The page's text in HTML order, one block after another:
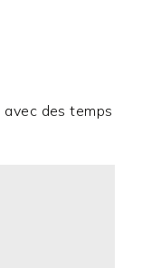
avec des temps